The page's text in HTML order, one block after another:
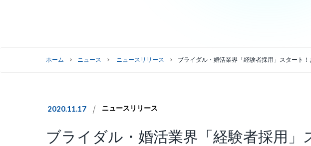
株主総会情報 四半期報告書
ホーム ニュース ニュースリリース ブライダル・婚活業界「経験者採用」スタート
2020.11.17 ニュースリリース
ブライダル・婚活業界「経験者採用」